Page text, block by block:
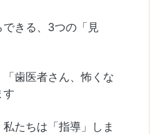
きる、3つの「見
歯医者さん、怖くな
す
たちは「指導」しま